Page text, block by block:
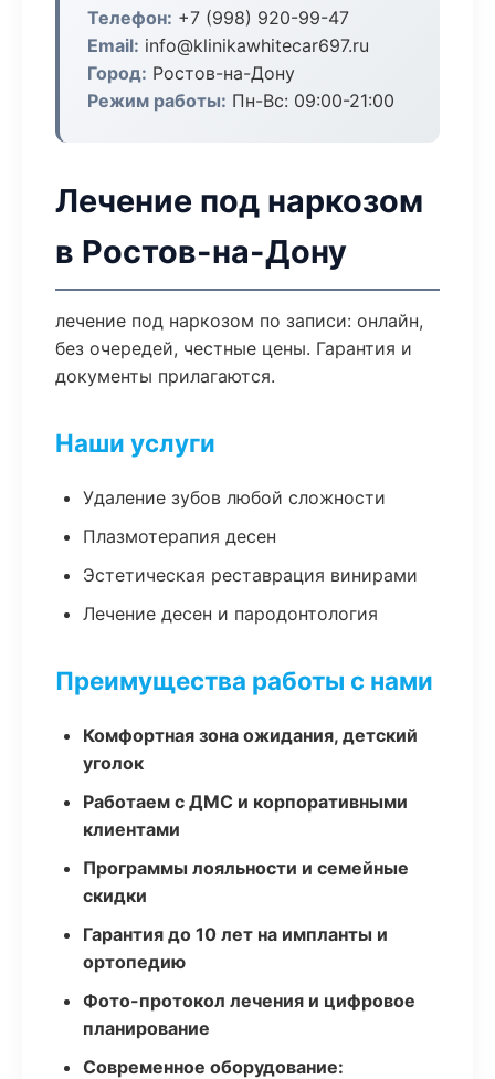
Телефон: +7 (998) 920-99-47
Email: info@klinikawhitecar697.ru
Город: Ростов-на-Дону
Режим работы: Пн-Вс: 09:00-21:00
Лечение под наркозом
в Ростов-на-Дону
лечение под наркозом по записи: онлайн,
без очередей, честные цены. Гарантия и
документы прилагаются.
Наши услуги
Удаление зубов любой сложности
Плазмотерапия десен
Эстетическая реставрация винирами
Лечение десен и пародонтология
Преимущества работы с нами
Комфортная зона ожидания, детский
уголок
Работаем с ДМС и корпоративными
клиентами
Программы лояльности и семейные
скидки
Гарантия до 10 лет на импланты и
ортопедию
Фото-протокол лечения и цифровое
планирование
Современное оборудование: